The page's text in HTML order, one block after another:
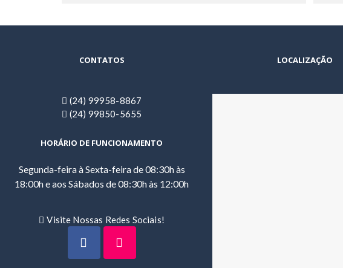
CONTATOS
(24) 99958-8867
(24) 99850-5655
HORÁRIO DE FUNCIONAMENTO
Segunda-feira à Sexta-feira de 08:30h às
18:00h e aos Sábados de 08:30h às 12:00h
Visite Nossas Redes Sociais!
LOCALIZAÇÃO